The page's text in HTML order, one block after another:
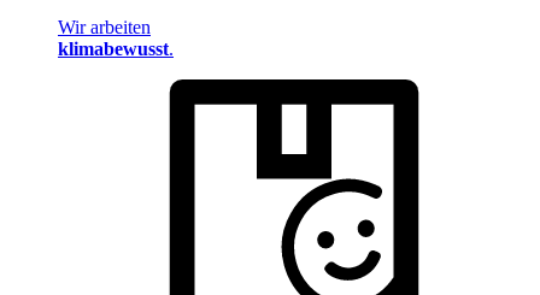
Wir arbeiten
klimabewusst.